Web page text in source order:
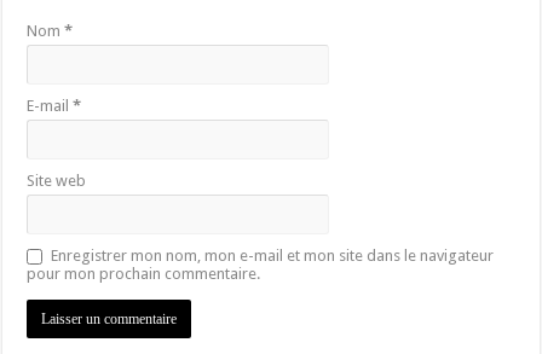
Nom*
E-mail*
Site web
Enregistrer mon nom, mon e-mail et mon site dans le navigateur
pour mon prochain commentaire.